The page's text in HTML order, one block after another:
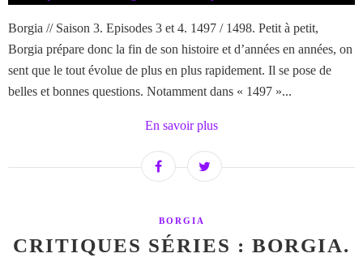
Borgia // Saison 3. Episodes 3 et 4. 1497 / 1498. Petit à petit,
Borgia prépare donc la fin de son histoire et d’années en années, on
sent que le tout évolue de plus en plus rapidement. Il se pose de
belles et bonnes questions. Notamment dans « 1497 »...
En savoir plus
BORGIA
CRITIQUES SÉRIES : BORGIA.